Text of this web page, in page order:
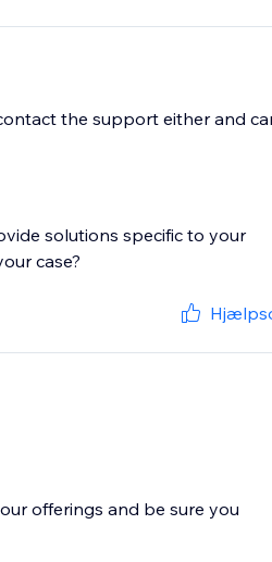
the support either and
solutions specific to your
case?
offerings and be sure you